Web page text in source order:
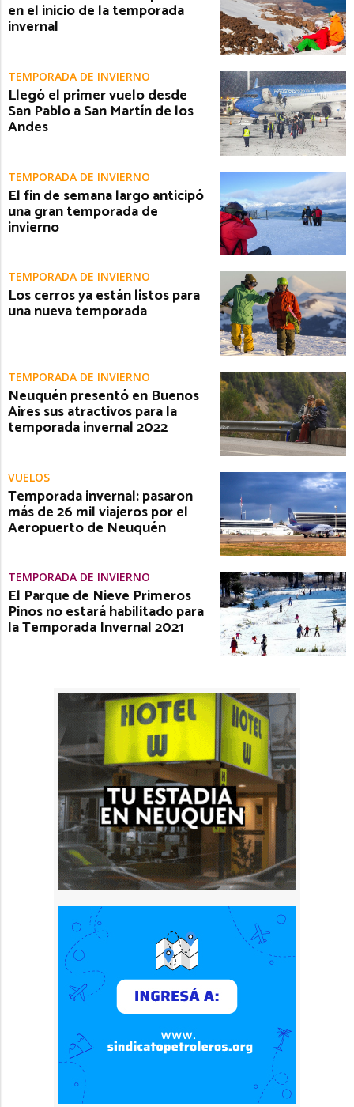
en el inicio de la temporada
invernal
TEMPORADA DE INVIERNO
Llegó el primer vuelo desde
San Pablo a San Martín de los
Andes
TEMPORADA DE INVIERNO
El fin de semana largo anticipó
una gran temporada de
invierno
TEMPORADA DE INVIERNO
Los cerros ya están listos para
una nueva temporada
TEMPORADA DE INVIERNO
Neuquén presentó en Buenos
Aires sus atractivos para la
temporada invernal 2022
VUELOS
Temporada invernal: pasaron
más de 26 mil viajeros por el
Aeropuerto de Neuquén
TEMPORADA DE INVIERNO
El Parque de Nieve Primeros
Pinos no estará habilitado para
la Temporada Invernal 2021